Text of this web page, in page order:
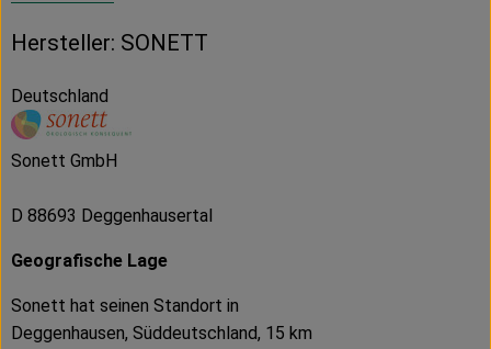
Hersteller: SONETT
Deutschland
Sonett GmbH
D 88693 Deggenhausertal
Geografische Lage
Sonett hat seinen Standort in
Deggenhausen, Süddeutschland, 15 km